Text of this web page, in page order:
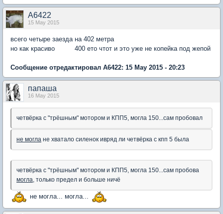
А6422
15 May 2015
всего четыре заезда на 402 метра
но как красиво 400 ето чтот и это уже не копейка под жепой
Сообщение отредактировал А6422: 15 May 2015 - 20:23
папаша
16 May 2015
четвёрка с "трёшным" мотором и КПП5, могла 150...сам пробовал
не могла не хватало силенок ивряд ли четвёрка с кпп 5 была
четвёрка с "трёшным" мотором и КПП5, могла 150...сам пробова
могла, только предел и больше ничё
не могла... могла...